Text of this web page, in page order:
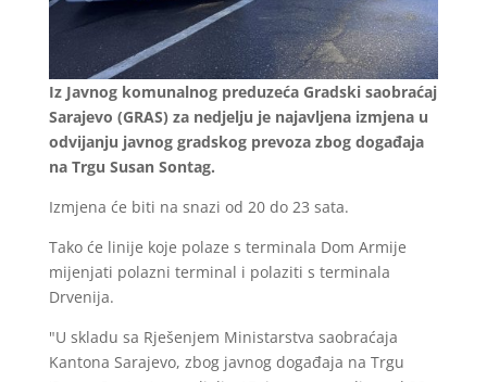
Iz Javnog komunalnog preduzeća Gradski saobraćaj
Sarajevo (GRAS) za nedjelju je najavljena izmjena u
odvijanju javnog gradskog prevoza zbog događaja
na Trgu Susan Sontag.
Izmjena će biti na snazi od 20 do 23 sata.
Tako će linije koje polaze s terminala Dom Armije
mijenjati polazni terminal i polaziti s terminala
Drvenija.
"U skladu sa Rješenjem Ministarstva saobraćaja
Kantona Sarajevo, zbog javnog događaja na Trgu